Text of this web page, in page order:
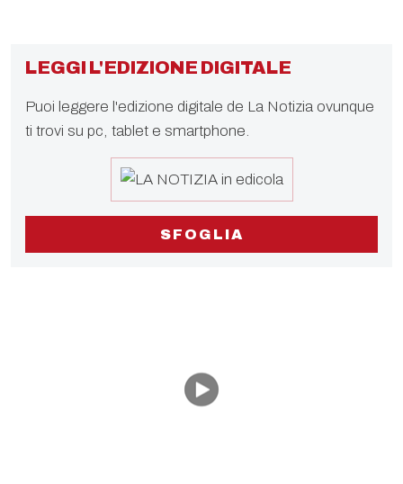
LEGGI L'EDIZIONE DIGITALE
Puoi leggere l'edizione digitale de La Notizia ovunque
ti trovi su pc, tablet e smartphone.
SFOGLIA